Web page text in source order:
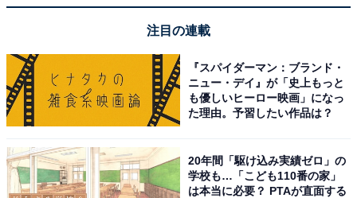
注目の連載
『スパイダーマン：ブランド・
ニュー・デイ』が「史上もっと
も優しいヒーロー映画」になっ
た理由。予習したい作品は？
20年間「駆け込み実績ゼロ」の
学校も…「こども110番の家」
は本当に必要？ PTAが直面する